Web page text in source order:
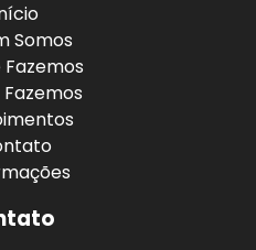
Somos
Fazemos